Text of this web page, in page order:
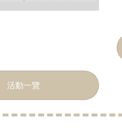
活動一覽